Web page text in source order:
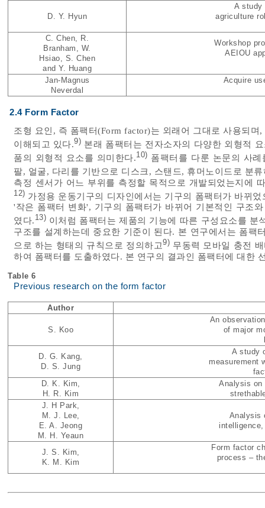
D. Y. Hyun
A study
agriculture
C. Chen, R.
Branham, W.
Hsiao, S. Chen
and Y. Huang
Workshop
AEIOU
Jan-Magnus
Neverdal
Acquire
2.4 Form Factor
조형 요인, 즉 폼팩터(Form factor)는 외래어 그대로 사용되
이해되고 있다.9) 본래 폼팩터는 전자소자의 다양한 외형적
품의 외형적 요소를 의미한다.10) 폼팩터를 다룬 논문의 사
팔, 얼굴, 다리를 기반으로 디스크, 스탠드, 휴머노이드로 분
측정 센서가 어느 부위를 측정할 목적으로 개발되었는지에
12) 가정용 운동기구의 디자인에서는 기구의 폼팩터가 바뀌
'작은 폼팩터 변화', 기구의 폼팩터가 바뀌어 기본적인 구조
였다. 13) 이처럼 폼팩터는 제품의 기능에 따른 구성요소를
구조를 설계하는데 중요한 기준이 된다. 본 연구에서는 폼팩
으로 하는 형태의 규칙으로 정의하고9) 무동력 모바일 충전
하여 폼팩터를 도출하였다. 본 연구의 결과인 폼팩터에 대한
Table 6
Previous research on the form factor
Author
S. Koo
An
of major
D. G. Kang,
D. S. Jung
A study
measurement
D. K. Kim,
H. R. Kim
Analysis on
J. H Park,
M. J. Lee,
E. A. Jeong
M. H. Yeaun
Analysis
J. S. Kim,
K. M. Kim
Form factor
process –